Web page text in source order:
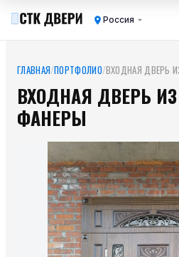
Россия
ГЛАВНАЯ/ПОРТФОЛИО/ВХОДНАЯ ДВЕРЬ
ВХОДНАЯ ДВЕРЬ
ФАНЕРЫ